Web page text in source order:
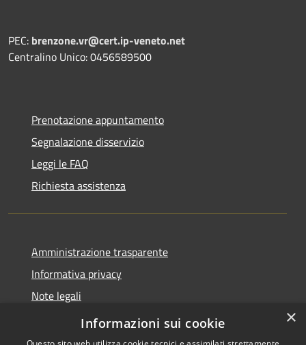
PEC: brenzone.vr@cert.ip-veneto.net
Centralino Unico: 0456589500
Prenotazione appuntamento
Segnalazione disservizio
Leggi le FAQ
Richiesta assistenza
Amministrazione trasparente
Informativa privacy
Note legali
Dichiarazione di accessibilità
×
Informazioni sui cookie